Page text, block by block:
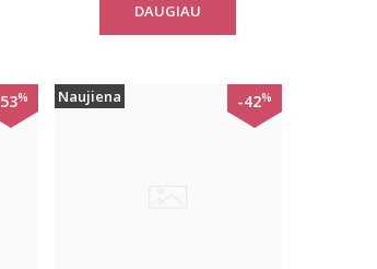
DAUGIAU
% Naujiena -42%